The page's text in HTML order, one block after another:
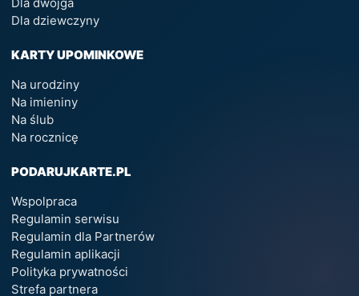
Dla dziewczyny
KARTY UPOMINKOWE
Na urodziny
Na imieniny
Na ślub
Na rocznicę
PODARUJKARTE.PL
Wspolpraca
Regulamin serwisu
Regulamin dla Partnerów
Regulamin aplikacji
Polityka prywatności
Strefa partnera